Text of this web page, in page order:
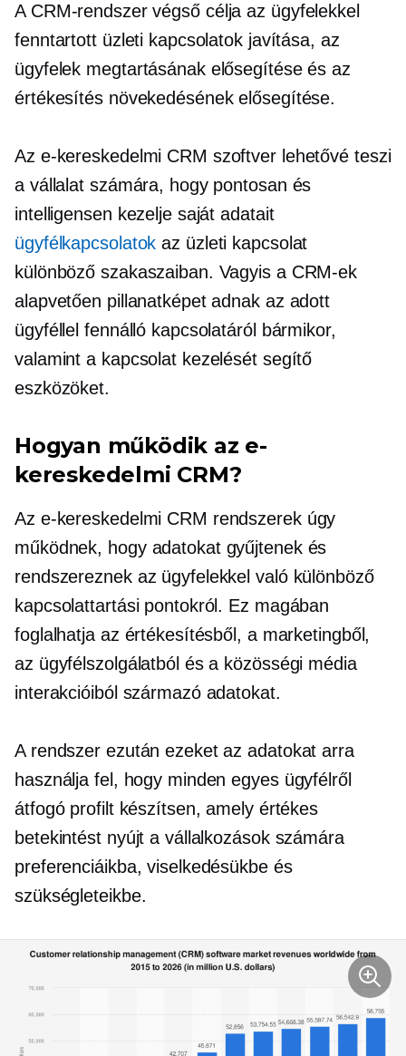
A CRM-rendszer végső célja az ügyfelekkel
fenntartott üzleti kapcsolatok javítása, az
ügyfelek megtartásának elősegítése és az
értékesítés növekedésének elősegítése.
Az e-kereskedelmi CRM szoftver lehetővé teszi
a vállalat számára, hogy pontosan és
intelligensen kezelje saját adatait
ügyfélkapcsolatok az üzleti kapcsolat
különböző szakaszaiban. Vagyis a CRM-ek
alapvetően pillanatképet adnak az adott
ügyféllel fennálló kapcsolatáról bármikor,
valamint a kapcsolat kezelését segítő
eszközöket.
Hogyan működik az e-
kereskedelmi CRM?
Az e-kereskedelmi CRM rendszerek úgy
működnek, hogy adatokat gyűjtenek és
rendszereznek az ügyfelekkel való különböző
kapcsolattartási pontokról. Ez magában
foglalhatja az értékesítésből, a marketingből,
az ügyfélszolgálatból és a közösségi média
interakcióiból származó adatokat.
A rendszer ezután ezeket az adatokat arra
használja fel, hogy minden egyes ügyfélről
átfogó profilt készítsen, amely értékes
betekintést nyújt a vállalkozások számára
preferenciáikba, viselkedésükbe és
szükségleteikbe.